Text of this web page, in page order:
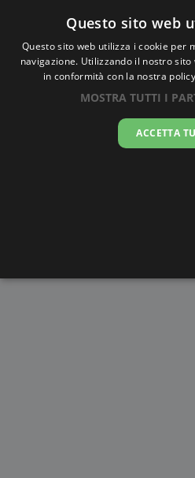
Ora
Questo sito web
Questo sito web utilizza i cookie per
navigazione. Utilizzando il nostro
in conformità con la nostra
MOSTRA TUTTI I
ACCETTA